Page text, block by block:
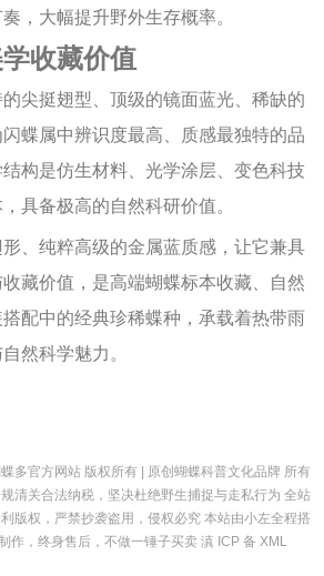
，大幅提升野外生存概率。
收藏价值
尖挺翅型、顶级的镜面蓝光、稀缺的
蝶属中辨识度最高、质感最独特的品
构是仿生材料、光学涂层、变色科技
具备极高的自然科研价值。
、纯粹高级的金属蓝质感，让它兼具
藏价值，是高端蝴蝶标本收藏、自然
配中的经典珍稀蝶种，承载着热带雨
然科学魅力。
多官方网站 版权所有 | 原创蝴蝶科普文化品牌 所有
清关合法纳税，坚决杜绝野生捕捉与走私行为 全站
版权，严禁抄袭盗用，侵权必究 本站由小左全程搭
作，终身售后，不做一锤子买卖 滇 ICP 备 XML